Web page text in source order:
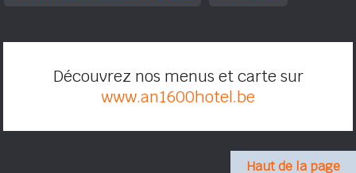
Découvrez nos menus et carte sur
www.an1600hotel.be
Haut de la page